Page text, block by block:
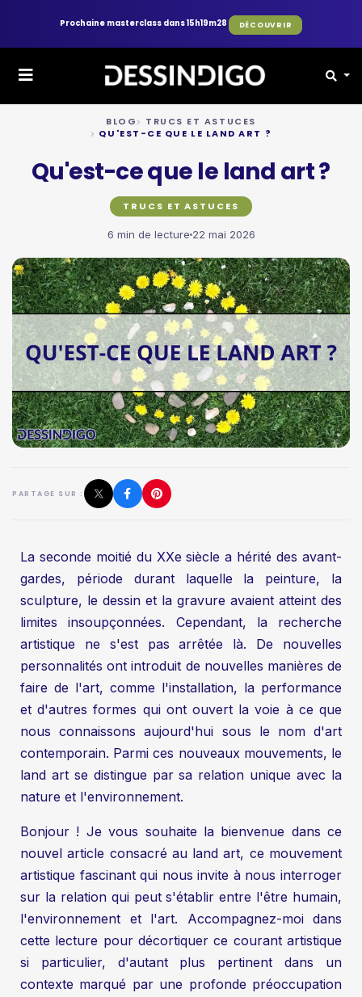
Prochaine masterclass dans 15h19m27 DÉCOUVRIR
BLOG
TRUCS ET ASTUCES
QU'EST-CE QUE LE LAND ART ?
Qu'est-ce que le land art ?
TRUCS ET ASTUCES
6 min de lecture 22 mai 2026
PARTAGE SUR :
La seconde moitié du XXe siècle a hérité des avant-
gardes, période durant laquelle la peinture, la
sculpture, le dessin et la gravure avaient atteint des
limites insoupçonnées. Cependant, la recherche
artistique ne s'est pas arrêtée là. De nouvelles
personnalités ont introduit de nouvelles manières de
faire de l'art, comme l'installation, la performance
et d'autres formes qui ont ouvert la voie à ce que
nous connaissons aujourd'hui sous le nom d'art
contemporain. Parmi ces nouveaux mouvements, le
land art se distingue par sa relation unique avec la
nature et l'environnement.
Bonjour ! Je vous souhaite la bienvenue dans ce
nouvel article consacré au land art, ce mouvement
artistique fascinant qui nous invite à nous interroger
sur la relation qui peut s'établir entre l'être humain,
l'environnement et l'art. Accompagnez-moi dans
cette lecture pour décortiquer ce courant artistique
si particulier, d'autant plus pertinent dans un
contexte marqué par une profonde préoccupation